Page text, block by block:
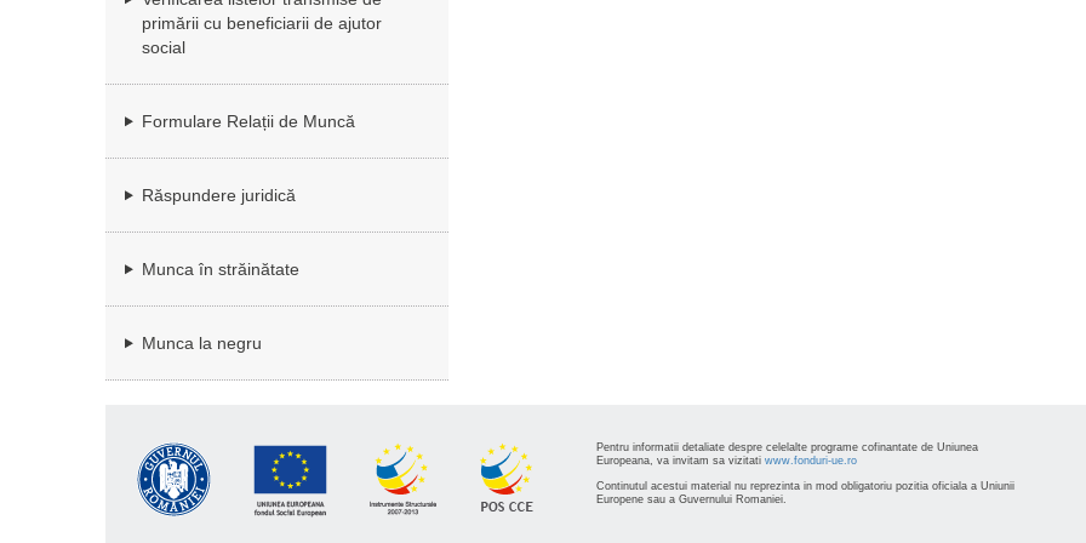
primării cu beneficiarii de ajutor
social
Formulare Relații de Muncă
Răspundere juridică
Munca în străinătate
Munca la negru
Pentru informatii detaliate despre celelalte programe cofinantate de Uniunea
Europeana, va invitam sa vizitati www.fonduri-ue.ro
Continutul acestui material nu reprezinta in mod obligatoriu pozitia oficiala a Uniunii
Europene sau a Guvernului Romaniei.